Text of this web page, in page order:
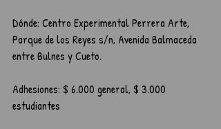
Dónde: Centro Experimental Perrera Arte,
Parque de los Reyes s/n, Avenida Balmaceda
entre Bulnes y Cueto.
Adhesiones: $ 6.000 general, $ 3.000
estudiantes